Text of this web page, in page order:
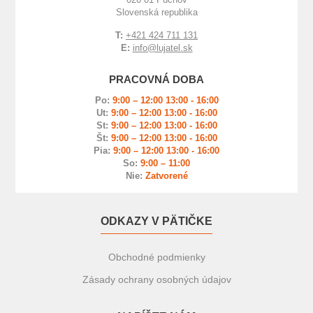
Slovenská republika
T: +421 424 711 131
E: info@lujatel.sk
PRACOVNÁ DOBA
Po: 9:00 – 12:00 13:00 - 16:00
Ut: 9:00 – 12:00 13:00 - 16:00
St: 9:00 – 12:00 13:00 - 16:00
Št: 9:00 – 12:00 13:00 - 16:00
Pia: 9:00 – 12:00 13:00 - 16:00
So: 9:00 – 11:00
Nie: Zatvorené
ODKAZY V PÄTIČKE
Obchodné podmienky
Zásady ochrany osobných údajov